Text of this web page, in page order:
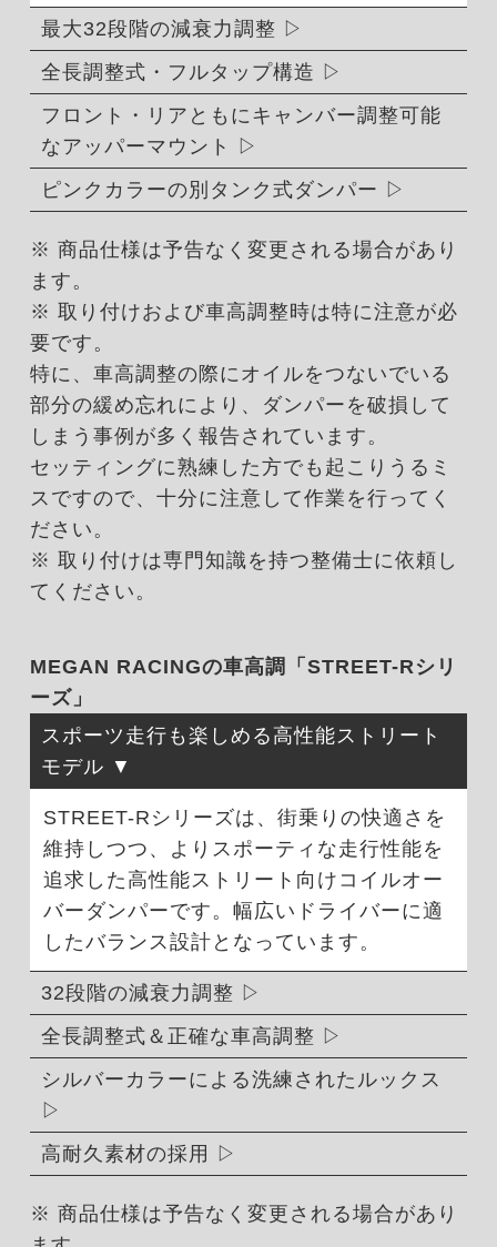
最大32段階の減衰力調整
全長調整式・フルタップ構造
フロント・リアともにキャンバー調整可能
なアッパーマウント
ピンクカラーの別タンク式ダンパー
※ 商品仕様は予告なく変更される場合があり
ます。
※ 取り付けおよび車高調整時は特に注意が必
要です。
特に、車高調整の際にオイルをつないでいる
部分の緩め忘れにより、ダンパーを破損して
しまう事例が多く報告されています。
セッティングに熟練した方でも起こりうるミ
スですので、十分に注意して作業を行ってく
ださい。
※ 取り付けは専門知識を持つ整備士に依頼し
てください。
MEGAN RACINGの車高調「STREET-Rシリ
ーズ」
スポーツ走行も楽しめる高性能ストリート
モデル
STREET-Rシリーズは、街乗りの快適さを
維持しつつ、よりスポーティな走行性能を
追求した高性能ストリート向けコイルオー
バーダンパーです。幅広いドライバーに適
したバランス設計となっています。
32段階の減衰力調整
全長調整式＆正確な車高調整
シルバーカラーによる洗練されたルックス
高耐久素材の採用
※ 商品仕様は予告なく変更される場合があり